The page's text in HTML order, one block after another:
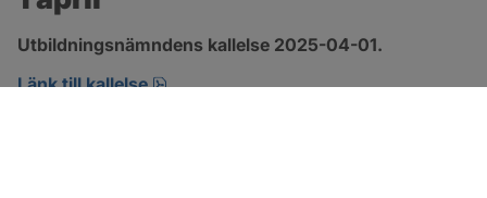
Utbildningsnämndens kallelse 2025-04-01.
Länk till kallelse
pdf, 196.3 kB, öppnas i nytt fönster.